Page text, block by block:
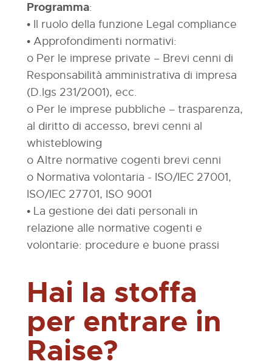
Programma:
• Il ruolo della funzione Legal compliance
• Approfondimenti normativi:
o Per le imprese private – Brevi cenni di
Responsabilità amministrativa di impresa
(D.lgs 231/2001), ecc.
o Per le imprese pubbliche – trasparenza,
al diritto di accesso, brevi cenni al
whisteblowing
o Altre normative cogenti brevi cenni
o Normativa volontaria - ISO/IEC 27001,
ISO/IEC 27701, ISO 9001
• La gestione dei dati personali in
relazione alle normative cogenti e
volontarie: procedure e buone prassi
Hai la stoffa
per entrare in
Raise?